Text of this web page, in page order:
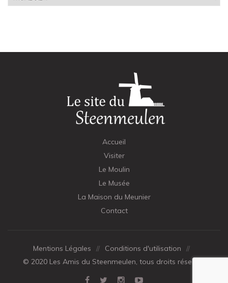
Accueil
Visiter
Le Moulin
Le Musée
La Maison du Meunier
Contact
Mentions Légales // Conditions d'utilisation
//
© 2020 Les Amis du Steenmeulen, tous droits réservés